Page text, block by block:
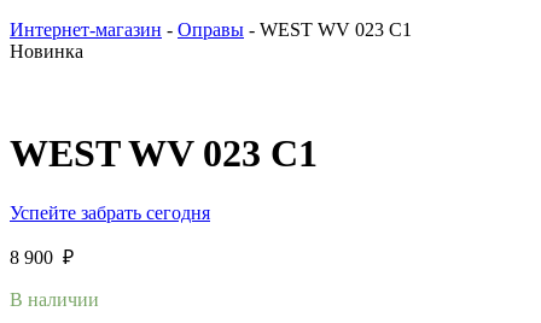
Интернет-магазин - Оправы - WEST WV 023 C1
Новинка
WEST WV 023 C1
Успейте забрать сегодня
8 900 ₽
В наличии